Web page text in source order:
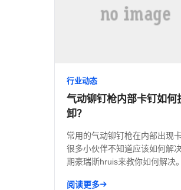
行业动态
气动铆钉枪内部卡钉如何
卸？
常用的气动铆钉枪在内部出现卡
很多小伙伴不知道应该如何解
期豪瑞斯hruis来教你如何解决
阅读更多